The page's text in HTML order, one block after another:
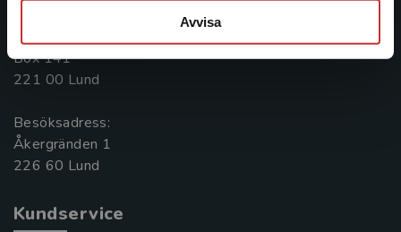
Avvisa
Postadress:
Box 141
221 00 Lund
Besöksadress:
Åkergränden 1
Kundservice